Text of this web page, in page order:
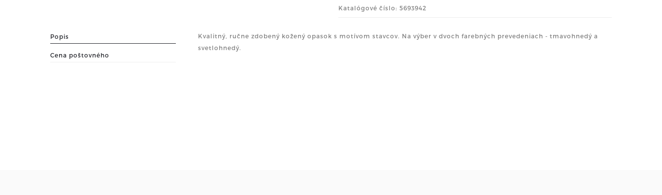
Katalógové číslo: 5693942
Popis
Cena poštovného
Kvalitný, ručne zdobený kožený opasok s motívom stavcov. Na výber v dvoch farebných prevedeniach - tmavohnedý a
svetlohnedý.